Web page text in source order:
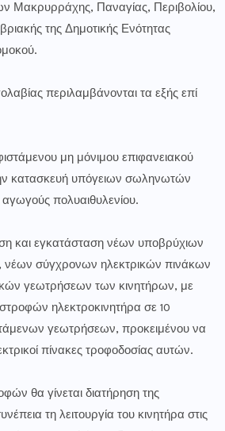
Μακρυρράχης, Παναγίας, Περιβολίου,
της Δημοτικής Ενότητας
περιλαμβάνονται τα εξής επί
μη μόνιμου επιφανειακού
κατασκευή υπόγειων σωληνωτών
πολυαιθυλενίου.
και εγκατάσταση νέων υποβρύχιων
νέων σύγχρονων ηλεκτρικών πινάκων
γεωτρήσεων των κινητήρων, με
ηλεκτροκινητήρα σε 10
γεωτρήσεων, προκειμένου να
πίνακες τροφοδοσίας αυτών.
θα γίνεται διατήρηση της
τη λειτουργία του κινητήρα στις